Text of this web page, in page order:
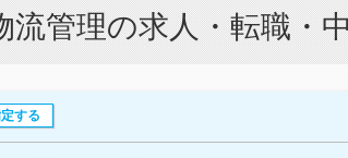
流管理の求人・転職・
する